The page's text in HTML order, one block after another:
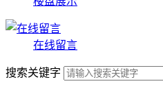
在线留言
搜索关键字